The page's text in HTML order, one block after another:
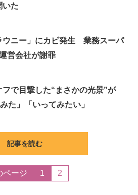
た
ウニー」にカビ発生 業務スーパ
会社が謝罪
で目撃した“まさかの光景”が
」「いってみたい」
記事を読む
ページ 1 2